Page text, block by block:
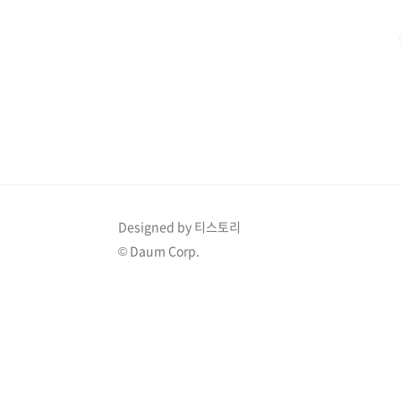
Designed by 티스토리
© Daum Corp.